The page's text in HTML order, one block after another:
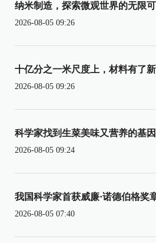
纳米制造，探索微观世界的无限
2026-08-05 09:26
十亿分之一米尺度上，材料有了
2026-08-05 09:26
科学家找到生菜美味又营养的基
2026-08-05 09:24
我国科学家首获威廉·诺德伯格奖
2026-08-05 07:40